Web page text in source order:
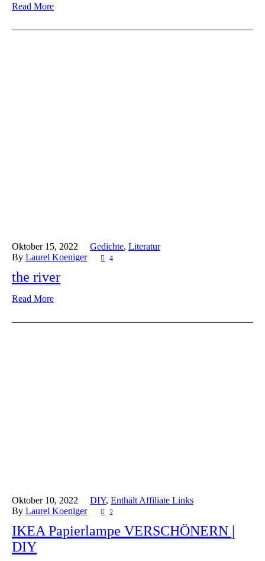
Read More
Oktober 15, 2022 Gedichte, Literatur
By Laurel Koeniger 4
the river
Read More
Oktober 10, 2022 DIY, Enthält Affiliate Links
By Laurel Koeniger 2
IKEA Papierlampe VERSCHÖNERN |
DIY